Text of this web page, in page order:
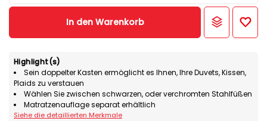
In den Warenkorb
Highlight(s)
Sein doppelter Kasten ermöglicht es Ihnen, Ihre Duvets, Kissen,
Plaids zu verstauen
Wählen Sie zwischen schwarzen, oder verchromten Stahlfüßen
Matratzenauflage separat erhältlich
Siehe die detaillierten Merkmale